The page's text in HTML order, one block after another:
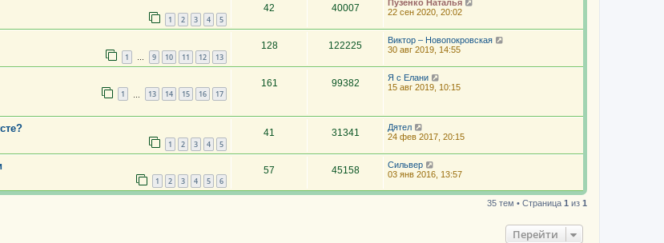
1 2 3 4 5
42 40007
Пузенко Наталья
22 сен 2020, 20:02
1 9 10 11 12 13
128 122225
Виктор – Новопокровская
30 авг 2019, 14:55
1 13 14 15 16 17
161 99382
Я с Елани
15 авг 2019, 10:15
1 2 3 4 5
41 31341
Дятел
24 фев 2017, 20:15
1 2 3 4 5 6
57 45158
Сильвер
03 янв 2016, 13:57
35 тем • Страница 1 из 1
Перейти